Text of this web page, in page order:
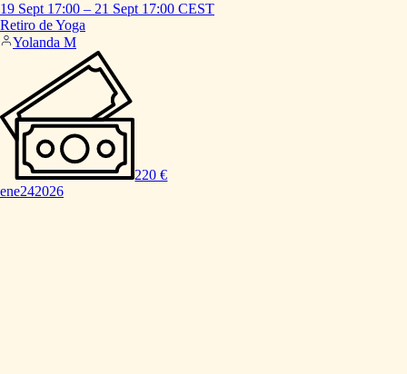
19 Sept 17:00 – 21 Sept 17:00 CEST
Retiro deYoga
Yolanda M
220 €
ene242026